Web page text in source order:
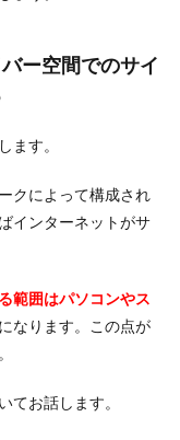
ー空間でのサイ
ます。
クによって構成され
インターネットがサ
範囲はパソコンやス
になります。この点が
てお話します。